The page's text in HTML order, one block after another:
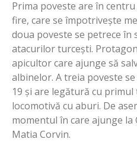
Prima poveste are în
fire, care se împotrivește
doua poveste se petrece în
atacurilor turcești.
apicultor care ajunge să
albinelor. A treia poveste
19 și are legătură cu
locomotivă cu aburi. De
momentul în care ajunge
Matia Corvin.